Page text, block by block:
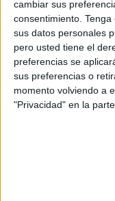
cambiar sus
consentimiento. Tenga
sus datos personales
pero usted tiene el
preferencias se
sus preferencias o
momento volviendo a
"Privacidad" en la